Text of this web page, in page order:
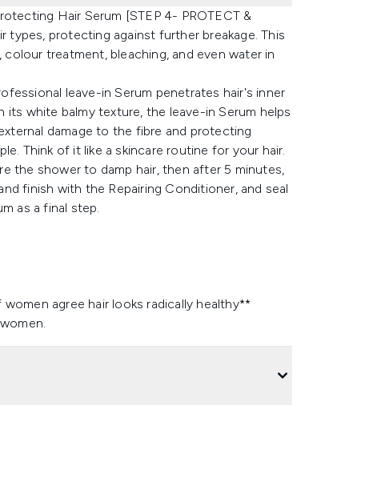
Hair Serum [STEP 4- PROTECT &
types, protecting against further breakage. This
treatment, bleaching, and even water in
leave-in Serum penetrates hair's inner
its white balmy texture, the leave-in Serum helps
damage to the fibre and protecting
Think of it like a skincare routine for your hair.
the shower to damp hair, then after 5 minutes,
finish with the Repairing Conditioner, and seal
as a final step.
agree hair looks radically healthy**